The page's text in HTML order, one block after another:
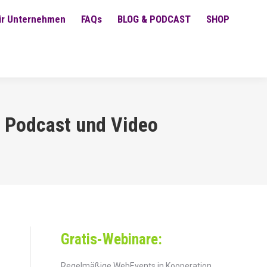
Unternehmen FAQs BLOG & PODCAST SHOP
und Video
Gratis-Webinare: